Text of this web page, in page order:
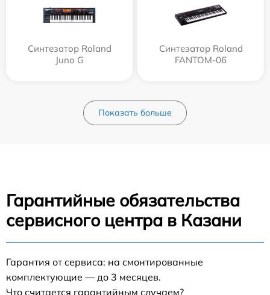
Синтезатор Roland
Juno G
Синтезатор Roland
FANTOM-06
Показать больше
Гарантийные обязательства
сервисного центра в Казани
Гарантия от сервиса: на смонтированные
комплектующие — до 3 месяцев.
Что считается гарантийным случаем?